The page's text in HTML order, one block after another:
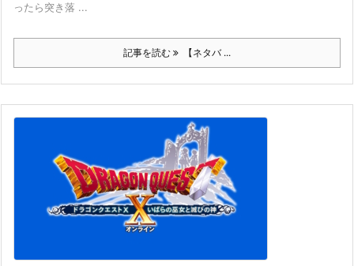
ったら突き落 ...
記事を読む 【ネタバ ...